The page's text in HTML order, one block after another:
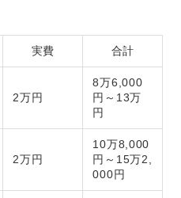
実費 合計
2万円
8万6,000
円～13万
円
2万円
10万8,000
円～15万2,
000円